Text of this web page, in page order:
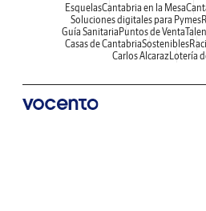
EsquelasCantabria en la Mesa
Soluciones digitales para Pymes
Guía SanitariaPuntos de Venta
Casas de CantabriaSostenibles
Carlos AlcarazLotería